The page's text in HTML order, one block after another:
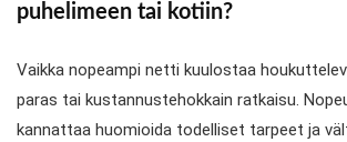
puhelimeen tai kotiin?
Vaikka nopeampi netti kuulostaa
paras tai kustannustehokkain ratkaisu.
kannattaa huomioida todelliset tarpeet ja